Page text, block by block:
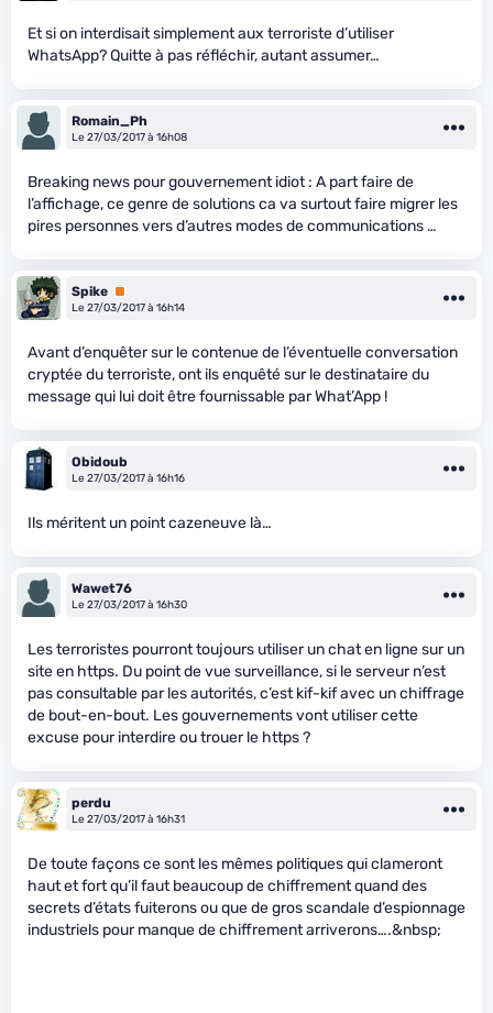
Et si on interdisait simplement aux terroriste d’utiliser
WhatsApp? Quitte à pas réfléchir, autant assumer…
Romain_Ph
Le 27/03/2017 à 16h08
Breaking news pour gouvernement idiot : A part faire de
l’affichage, ce genre de solutions ca va surtout faire migrer les
pires personnes vers d’autres modes de communications …
Spike Premium
Le 27/03/2017 à 16h14
Avant d’enquêter sur le contenue de l’éventuelle conversation
cryptée du terroriste, ont ils enquêté sur le destinataire du
message qui lui doit être fournissable par What’App !
Obidoub
Le 27/03/2017 à 16h16
Ils méritent un point cazeneuve là…
Wawet76
Le 27/03/2017 à 16h30
Les terroristes pourront toujours utiliser un chat en ligne sur un
site en https. Du point de vue surveillance, si le serveur n’est
pas consultable par les autorités, c’est kif-kif avec un chiffrage
de bout-en-bout. Les gouvernements vont utiliser cette
excuse pour interdire ou trouer le https ?
perdu
Le 27/03/2017 à 16h31
De toute façons ce sont les mêmes politiques qui clameront
haut et fort qu’il faut beaucoup de chiffrement quand des
secrets d’états fuiterons ou que de gros scandale d’espionnage
industriels pour manque de chiffrement arriverons….&nbsp;